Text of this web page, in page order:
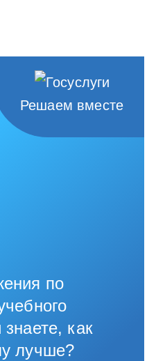
Решаем вместе
по
как
лучше?